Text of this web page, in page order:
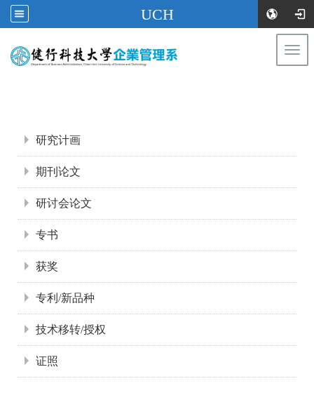
UCH
研究计画
期刊论文
研讨会论文
专书
获奖
专利/新品种
技术移转/授权
证照